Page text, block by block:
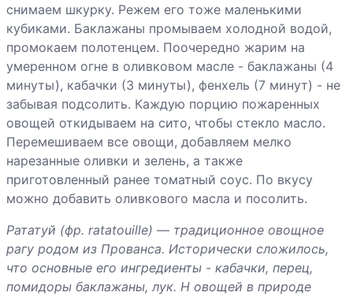
Шампиньоны с
овощами
Запеченый
картофель
«Patate al forno»
снимаем шкурку. Режем его тоже маленькими
кубиками. Баклажаны промываем холодной водой,
промокаем полотенцем. Поочередно жарим на
умеренном огне в оливковом масле - баклажаны (4
минуты), кабачки (3 минуты), фенхель (7 минут) - не
забывая подсолить. Каждую порцию пожаренных
овощей откидываем на сито, чтобы стекло масло.
Перемешиваем все овощи, добавляем мелко
нарезанные оливки и зелень, а также
приготовленный ранее томатный соус. По вкусу
можно добавить оливкового масла и посолить.
Рататуй (фр. ratatouille) — традиционное овощное
рагу родом из Прованса. Исторически сложилось,
что основные его ингредиенты - кабачки, перец,
помидоры баклажаны, лук. Н овощей в природе